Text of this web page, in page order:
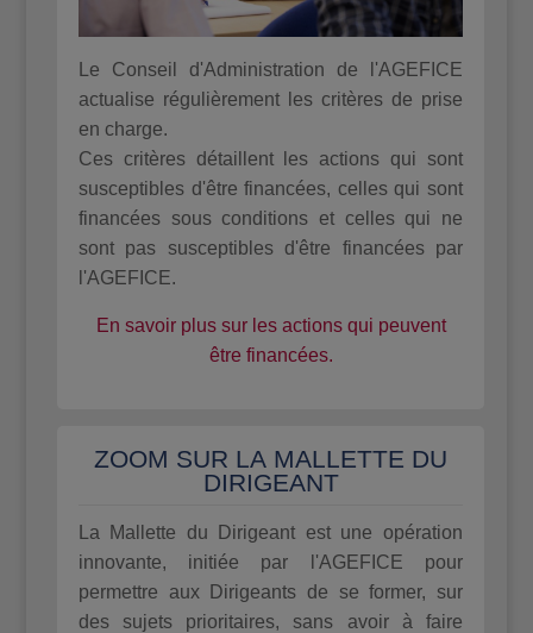
Le Conseil d'Administration de l'AGEFICE
actualise régulièrement les critères de prise
en charge.
Ces critères détaillent les actions qui sont
susceptibles d'être financées, celles qui sont
financées sous conditions et celles qui ne
sont pas susceptibles d'être financées par
l'AGEFICE.
En savoir plus sur les actions qui peuvent
être financées.
ZOOM SUR LA MALLETTE DU
DIRIGEANT
La Mallette du Dirigeant est une opération
innovante, initiée par l'AGEFICE pour
permettre aux Dirigeants de se former, sur
des sujets prioritaires, sans avoir à faire